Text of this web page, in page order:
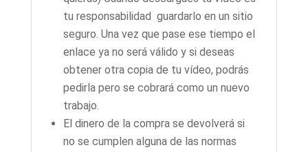
tu responsabilidad guardarlo en un sitio
seguro. Una vez que pase ese tiempo el
enlace ya no será válido y si deseas
obtener otra copia de tu vídeo, podrás
pedirla pero se cobrará como un nuevo
trabajo.
El dinero de la compra se devolverá si
no se cumplen alguna de las normas